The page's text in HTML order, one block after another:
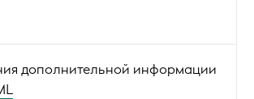
дополнительной информации